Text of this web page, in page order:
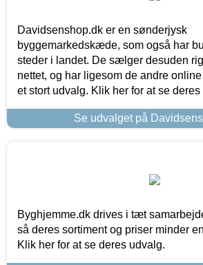
Davidsenshop.dk er en sønderjysk
byggemarkedskæde, som også har
steder i landet. De sælger desuden
nettet, og har ligesom de andre
et stort udvalg. Klik her for at se deres
Se udvalget på
Byghjemme.dk drives i tæt
så deres sortiment og priser minder
Klik her for at se deres udvalg.